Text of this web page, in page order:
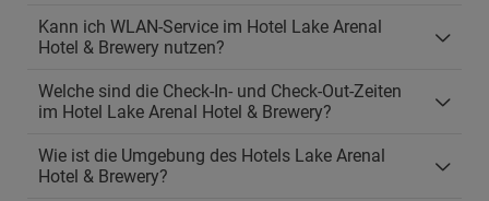
Kann ich WLAN-Service im Hotel Lake Arenal
Hotel & Brewery nutzen?
Welche sind die Check-In- und Check-Out-Zeiten
im Hotel Lake Arenal Hotel & Brewery?
Wie ist die Umgebung des Hotels Lake Arenal
Hotel & Brewery?